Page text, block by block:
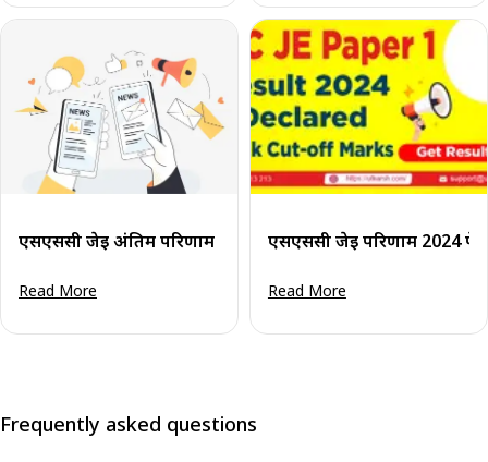
एसएससी जेई अंतिम परिणाम 2024 (घोषित): मेरिट सूची पीडीएफ
Read More
एसएससी जेई परिणाम 2024
Read More
Frequently asked questions